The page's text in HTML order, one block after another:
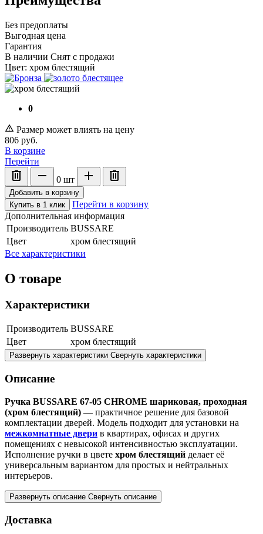
Без предоплаты
Выгодная цена
Гарантия
В наличии Снят с продажи
Цвет: хром блестящий
0
Размер может влиять на цену
806 руб.
В корзине
Перейти
0 шт
Добавить в корзину
Купить в 1 клик
Перейти в корзину
Дополнительная информация
Производитель BUSSARE
Цвет
хром блестящий
Все характеристики
О товаре
Характеристики
Производитель BUSSARE
Цвет
хром блестящий
Развернуть характеристики Свернуть характеристики
Описание
Ручка BUSSARE 67-05 CHROME шариковая, проходная
(хром блестящий) — практичное решение для базовой
комплектации дверей. Модель подходит для установки на
межкомнатные двери в квартирах, офисах и других
помещениях с невысокой интенсивностью эксплуатации.
Исполнение ручки в цвете хром блестящий делает её
универсальным вариантом для простых и нейтральных
интерьеров.
Развернуть описание Свернуть описание
Доставка